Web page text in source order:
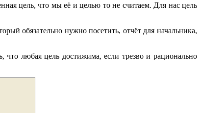
цель, что мы её и целью то не считаем. Для нас цель
обязательно нужно посетить, отчёт для начальника,
любая цель достижима, если трезво и рационально